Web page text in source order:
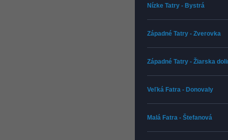
Nízke Tatry - Bystrá
Západné Tatry - Zverovka
Západné Tatry - Žiarska
Veľká Fatra - Donovaly
Malá Fatra - Štefanová